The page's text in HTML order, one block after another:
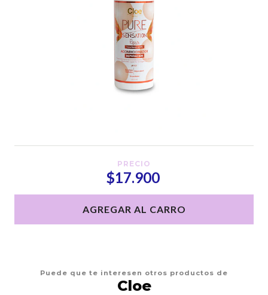
PRECIO
$17.900
AGREGAR AL CARRO
Puede que te interesen otros productos de
Cloe